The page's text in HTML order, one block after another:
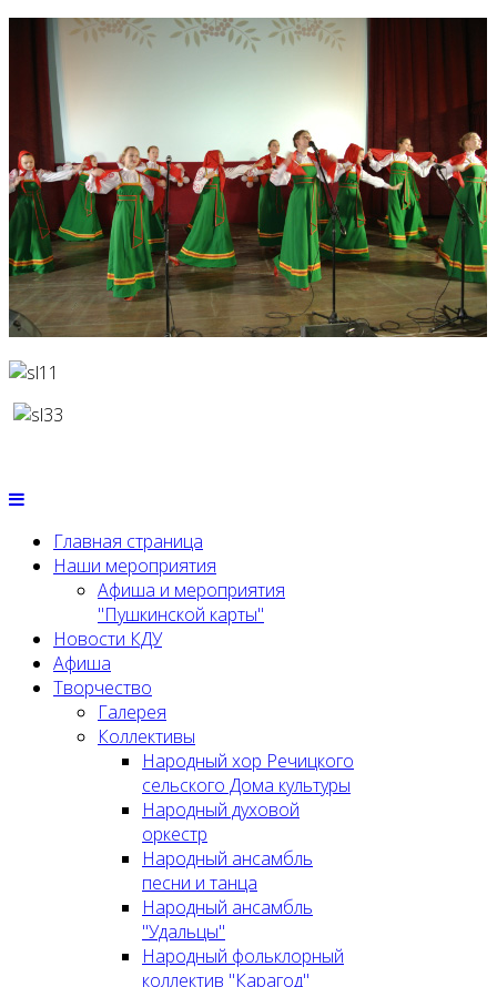
Главная страница
Наши мероприятия
Афиша и мероприятия
"Пушкинской карты"
Новости КДУ
Афиша
Творчество
Галерея
Коллективы
Народный хор Речицкого
сельского Дома культуры
Народный духовой
оркестр
Народный ансамбль
песни и танца
Народный ансамбль
"Удальцы"
Народный фольклорный
коллектив "Карагод"